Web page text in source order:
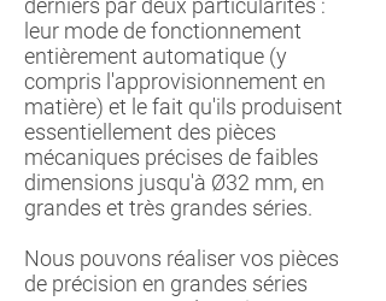
derniers par deux particularités :
leur mode de fonctionnement
entièrement automatique (y
compris l'approvisionnement en
matière) et le fait qu'ils produisent
essentiellement des pièces
mécaniques précises de faibles
dimensions jusqu'à Ø32 mm, en
grandes et très grandes séries.
Nous pouvons réaliser vos pièces
de précision en grandes séries